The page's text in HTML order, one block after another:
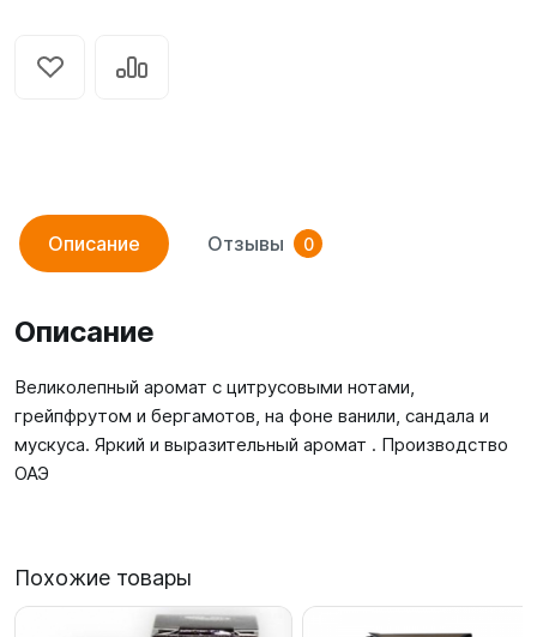
Описание Отзывы 0
Описание
Великолепный аромат с цитрусовыми нотами,
грейпфрутом и бергамотов, на фоне ванили, сандала и
мускуса. Яркий и выразительный аромат . Производство
ОАЭ
Похожие товары